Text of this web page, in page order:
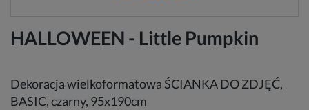
HALLOWEEN - Little Pumpkin
Dekoracja wielkoformatowa ŚCIANKA DO ZDJĘĆ,
BASIC, czarny, 95x190cm